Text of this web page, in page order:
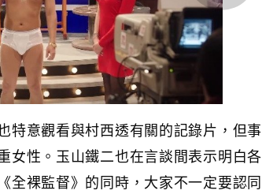
特意觀看與村西透有關的記錄片，但事
女性。玉山鐵二也在言談間表示明白各
全裸監督》的同時，大家不一定要認同